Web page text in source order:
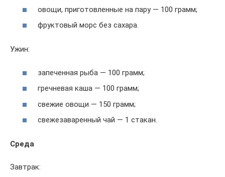
овощи, приготовленные на пару — 100 грамм;
фруктовый морс без сахара.
Ужин:
запеченная рыба — 100 грамм;
гречневая каша — 100 грамм;
свежие овощи — 150 грамм;
свежезаваренный чай — 1 стакан.
Среда
Завтрак: